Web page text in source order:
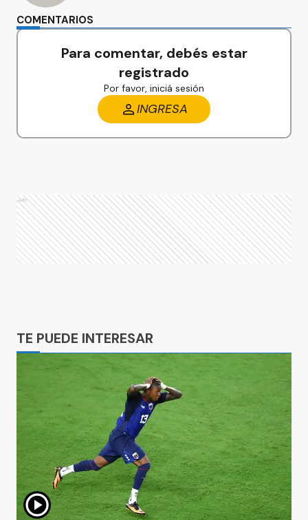
COMENTARIOS
Para comentar, debés estar
registrado
Por favor, iniciá sesión
INGRESA
Ads
TE PUEDE INTERESAR